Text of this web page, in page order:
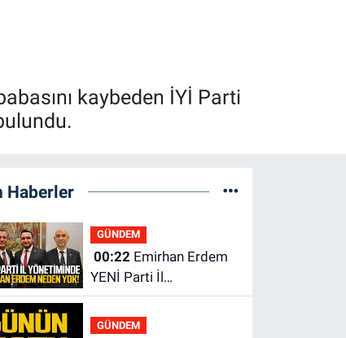
kaybeden İYİ Parti
Haberler
GÜNDEM
00:22Emirhan Erdem
YENİ Parti İl
yönetiminden neden
yok?
GÜNDEM